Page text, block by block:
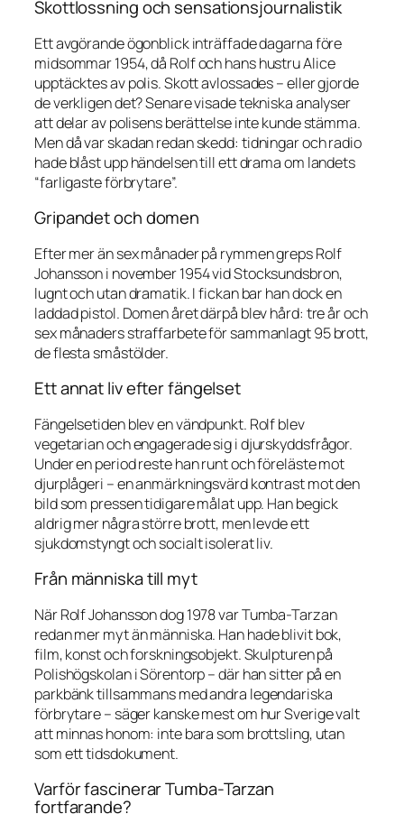
Skottlossning och sensationsjournalistik
Ett avgörande ögonblick inträffade dagarna före
midsommar 1954, då Rolf och hans hustru Alice
upptäcktes av polis. Skott avlossades – eller gjorde
de verkligen det? Senare visade tekniska analyser
att delar av polisens berättelse inte kunde stämma.
Men då var skadan redan skedd: tidningar och radio
hade blåst upp händelsen till ett drama om landets
“farligaste förbrytare”.
Gripandet och domen
Efter mer än sex månader på rymmen greps Rolf
Johansson i november 1954 vid Stocksundsbron,
lugnt och utan dramatik. I fickan bar han dock en
laddad pistol. Domen året därpå blev hård: tre år och
sex månaders straffarbete för sammanlagt 95 brott,
de flesta småstölder.
Ett annat liv efter fängelset
Fängelsetiden blev en vändpunkt. Rolf blev
vegetarian och engagerade sig i djurskyddsfrågor.
Under en period reste han runt och föreläste mot
djurplågeri – en anmärkningsvärd kontrast mot den
bild som pressen tidigare målat upp. Han begick
aldrig mer några större brott, men levde ett
sjukdomstyngt och socialt isolerat liv.
Från människa till myt
När Rolf Johansson dog 1978 var Tumba-Tarzan
redan mer myt än människa. Han hade blivit bok,
film, konst och forskningsobjekt. Skulpturen på
Polishögskolan i Sörentorp – där han sitter på en
parkbänk tillsammans med andra legendariska
förbrytare – säger kanske mest om hur Sverige valt
att minnas honom: inte bara som brottsling, utan
som ett tidsdokument.
Varför fascinerar Tumba-Tarzan
fortfarande?